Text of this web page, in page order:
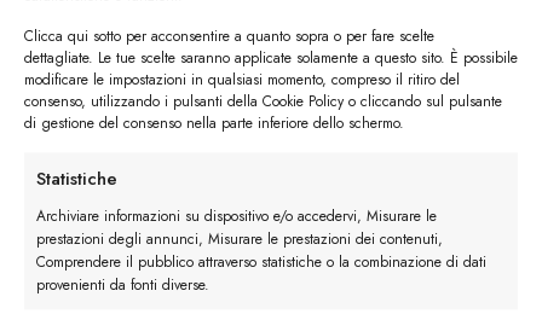
Clicca qui sotto per acconsentire a quanto sopra o per fare scelte
dettagliate. Le tue scelte saranno applicate solamente a questo sito. È possibile
modificare le impostazioni in qualsiasi momento, compreso il ritiro del
consenso, utilizzando i pulsanti della Cookie Policy o cliccando sul pulsante
di gestione del consenso nella parte inferiore dello schermo.
Statistiche
Archiviare informazioni su dispositivo e/o accedervi, Misurare le
prestazioni degli annunci, Misurare le prestazioni dei contenuti,
Comprendere il pubblico attraverso statistiche o la combinazione di dati
provenienti da fonti diverse.
#image_title
#image_title
I trackback sono chiusi, ma puoilasciare un commento.
←Precedente
Successivo→